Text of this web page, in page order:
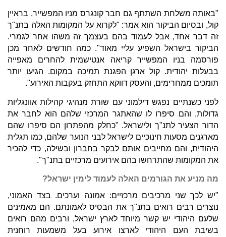
"באותה משלחת השתתף גם חבר קונגרס מניו המפשייר, בראיין
קול, ובסיום הביקור הוא אמר: "לקרוא על המקומות האלה בתנ"ך
זה דבר אחד, אבל לעמוד בהם בעצמך זה משהו אחר לגמרי.
הביקור בישראל השפיע עליי מאוד". כמה חודשים לאחר מכן
פורסמה בניו המפשייר קריאה אנטישמית להחרים מאפייה
בבעלות יהודית. קול ארגן הפגנת תמיכה במקום. הגיעו יותר
תומכים ממחרימים, והעסק דווקא התחזק בעקבות האירוע".
לפני כשנתיים נפגש דילמוני עם שורת מנהיגי קהילות אוונגליות
גדולות, והם סיפרו לו שהאתגר המרכזי שלהם הוא לחבר את
הדור הצעיר לתנ"ך ולישראל. "כחלק מהפתרון הם סיפרו שהם
מארגנים מסעות חינוכיים לישראל לבני הנוער שלהם, כמו תגלית
היהודית, והם מחייבים אותם לבקר בחברון ובשילה, כדי להכיר
את המקומות שהתרחשו בהם אירועים מרכזיים בתנ"ך".
מה מניע את הגורמים האלה לעמוד לימין ישראל?
"יש לכך שני מרכיבים מרכזיים: אמונה וערכים. בצד האמוני,
נוצרים רבים רואים בתנ"ך את הבסיס לאמונתם. הם מאמינים
שלעם היהודי יש קשר מיוחד לארץ ישראל, ורבים מהם רואים
בשיבת העם היהודי לארצו אירוע בעל משמעות רוחנית